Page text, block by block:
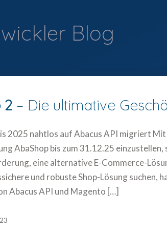
Blog
2 – Die ultimative
2025 nahtlos auf Abacus API migriert
AbaShop bis zum 31.12.25 einzustellen,
eine alternative E-Commerce-
und robuste Shop-Lösung suchen,
Abacus API und Magento […]